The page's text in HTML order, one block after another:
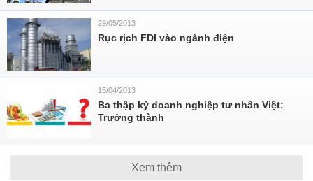
29/05/2013
Rục rịch FDI vào ngành điện
15/04/2013
Ba thập kỷ doanh nghiệp tư nhân Việt:
Trưởng thành
Xem thêm